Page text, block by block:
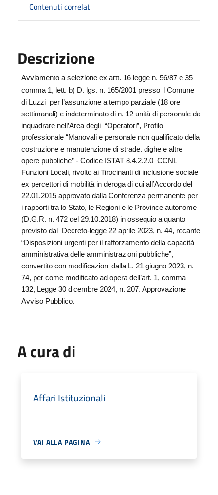
Contenuti correlati
Descrizione
Avviamento a selezione ex artt. 16 legge n. 56/87 e 35
comma 1, lett. b) D. lgs. n. 165/2001 presso il Comune
di Luzzi per l’assunzione a tempo parziale (18 ore
settimanali) e indeterminato di n. 12 unità di personale da
inquadrare nell’Area degli “Operatori”, Profilo
professionale “Manovali e personale non qualificato della
costruzione e manutenzione di strade, dighe e altre
opere pubbliche” - Codice ISTAT 8.4.2.2.0 CCNL
Funzioni Locali, rivolto ai Tirocinanti di inclusione sociale
ex percettori di mobilità in deroga di cui all’Accordo del
22.01.2015 approvato dalla Conferenza permanente per
i rapporti tra lo Stato, le Regioni e le Province autonome
(D.G.R. n. 472 del 29.10.2018) in ossequio a quanto
previsto dal
Decreto-legge 22 aprile 2023, n. 44, recante
“Disposizioni urgenti per il rafforzamento della capacità
amministrativa delle amministrazioni pubbliche”,
convertito con modificazioni dalla L. 21 giugno 2023, n.
74, per come modificato ad opera dell’art. 1, comma
132, Legge 30 dicembre 2024, n. 207. Approvazione
Avviso Pubblico.
A cura di
Affari Istituzionali
VAI ALLA PAGINA